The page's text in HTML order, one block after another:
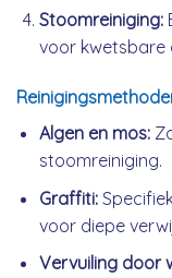
Stoomreiniging:
voor kwetsbare
Algen en mos:
stoomreiniging.
Graffiti:
voor diepe
Vervuiling door